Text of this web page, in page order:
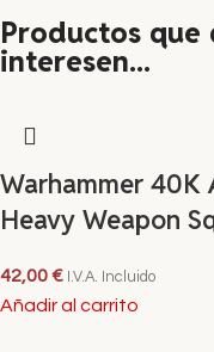
Productos que
interesen...
Warhammer 40K
Heavy Weapon
42,00€ I.V.A. Incluido
Añadir al carrito